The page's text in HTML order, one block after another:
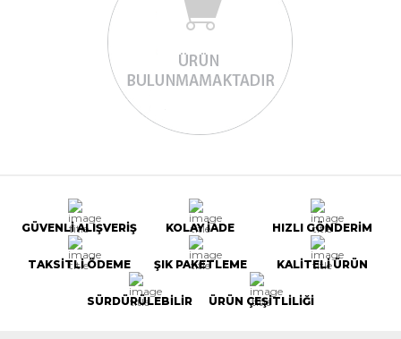
GÜVENLİ ALIŞVERİŞ KOLAY İADE HIZLI GÖNDERİM
TAKSİTLİ ÖDEME ŞIK PAKETLEME KALİTELİ ÜRÜN
SÜRDÜRÜLEBİLİR ÜRÜN ÇEŞİTLİLİĞİ